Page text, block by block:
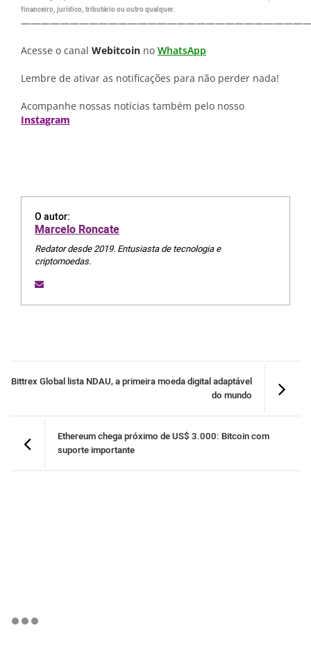
financeiro, jurídico, tributário ou outro qualquer.
Acesse o canal Webitcoin no WhatsApp
Lembre de ativar as notificações para não perder nada!
Acompanhe nossas notícias também pelo nosso
Instagram
O autor:
Marcelo Roncate
Redator desde 2019. Entusiasta de tecnologia e
criptomoedas.
Bittrex Global lista NDAU, a primeira moeda digital adaptável
do mundo
Ethereum chega próximo de US$ 3.000: Bitcoin com
suporte importante